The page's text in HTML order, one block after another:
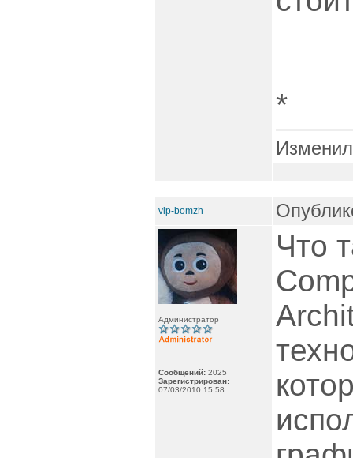
*
vip-bomzh
Администратор
Сообщений: 2025
Зарегистрирован:
07/03/2010 15:58
Что